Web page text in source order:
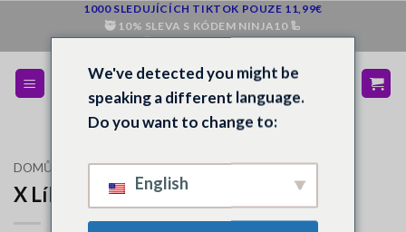
obsah
1000 SLEDUJÍCÍCH TIKTOK POUZE 11,99€
🥷 10% SLEVA S KÓDEM NINJA10 🦾
DOMŮ OBCHOD / X
X Líbí se mi
We've detected you might be
speaking a different language.
Do you want to change to:
English